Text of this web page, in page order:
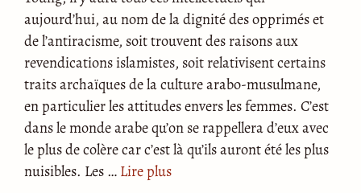
aujourd’hui, au nom de la dignité des opprimés et
de l’antiracisme, soit trouvent des raisons aux
revendications islamistes, soit relativisent certains
traits archaïques de la culture arabo-musulmane,
en particulier les attitudes envers les femmes. C’est
dans le monde arabe qu’on se rappellera d’eux avec
le plus de colère car c’est là qu’ils auront été les plus
nuisibles. Les … Lire plus